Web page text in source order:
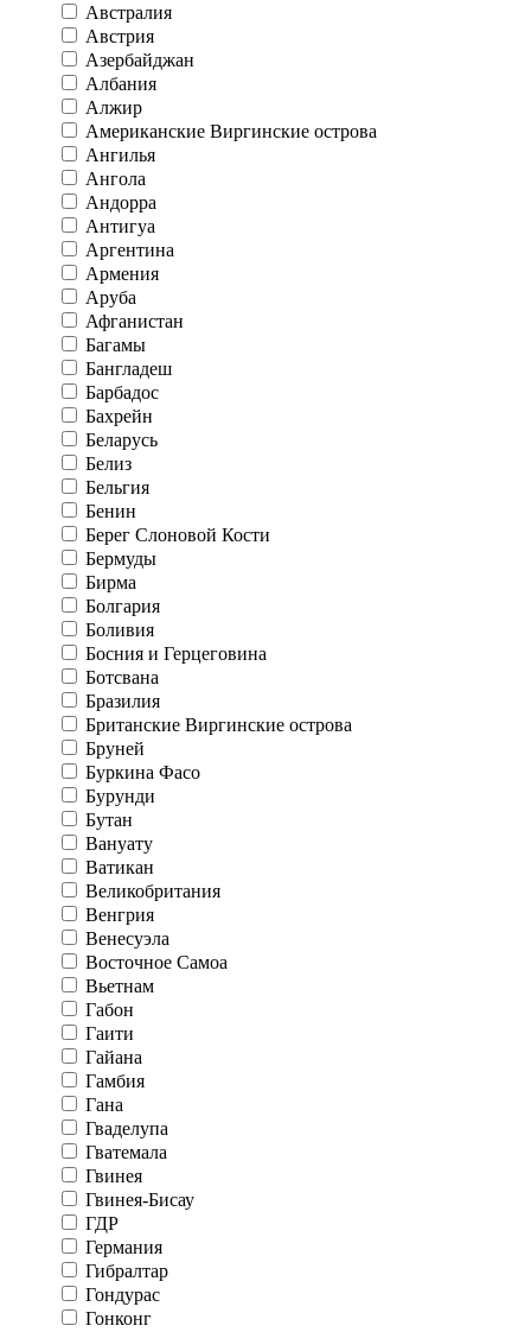
Австралия
Австрия
Азербайджан
Албания
Алжир
Американские Виргинские острова
Ангилья
Ангола
Андорра
Антигуа
Аргентина
Армения
Аруба
Афганистан
Багамы
Бангладеш
Барбадос
Бахрейн
Беларусь
Белиз
Бельгия
Бенин
Берег Слоновой Кости
Бермуды
Бирма
Болгария
Боливия
Босния и Герцеговина
Ботсвана
Бразилия
Британские Виргинские острова
Бруней
Буркина Фасо
Бурунди
Бутан
Вануату
Ватикан
Великобритания
Венгрия
Венесуэла
Восточное Самоа
Вьетнам
Габон
Гаити
Гайана
Гамбия
Гана
Гваделупа
Гватемала
Гвинея
Гвинея-Бисау
ГДР
Германия
Гибралтар
Гондурас
Гонконг